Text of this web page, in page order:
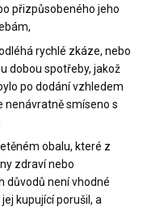
přizpůsobeného jeho
rychlé zkáze, nebo
dobou spotřeby, jakož
po dodání vzhledem
nenávratně smíseno s
obalu, které z
zdraví nebo
důvodů není vhodné
kupující porušil, a